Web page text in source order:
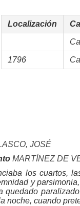
Localización
1796
JOSÉ
MARTÍNEZ DE
los cuartos,
y
quedado
noche, cuando